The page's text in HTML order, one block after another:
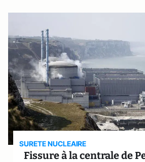
SURETE NUCLEAIRE
Fissure à la centrale de